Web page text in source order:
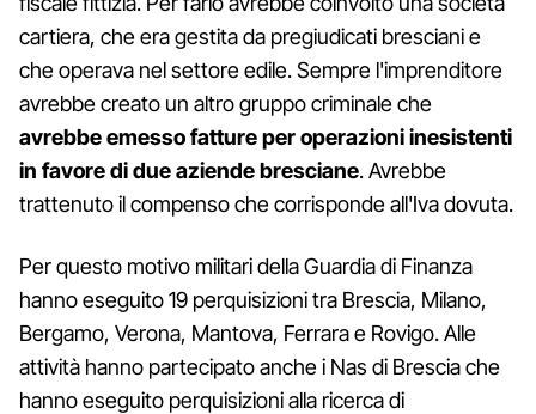
cartiera, che era gestita da pregiudicati bresciani e
che operava nel settore edile. Sempre l'imprenditore
avrebbe creato un altro gruppo criminale che
avrebbe emesso fatture per operazioni inesistenti
in favore di due aziende bresciane. Avrebbe
trattenuto il compenso che corrisponde all'Iva dovuta.
Per questo motivo militari della Guardia di Finanza
hanno eseguito 19 perquisizioni tra Brescia, Milano,
Bergamo, Verona, Mantova, Ferrara e Rovigo. Alle
attività hanno partecipato anche i Nas di Brescia che
hanno eseguito perquisizioni alla ricerca di